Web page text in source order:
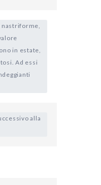
nastriforme,
in estate,
Ad essi
alla